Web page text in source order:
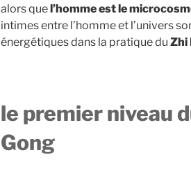
alors que l’homme est le
intimes entre l’homme et l’univers
énergétiques dans la pratique du Zhi
le premier niveau
Gong